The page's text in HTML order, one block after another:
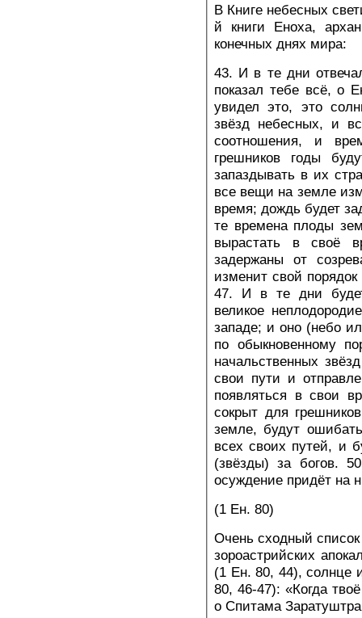
В Книге небесных
й книги Еноха,
конечных днях мира:
43. И в те дни
показал тебе всё, о
увидел это, это
звёзд небесных, и
соотношения, и
грешников годы
запаздывать в их
все вещи на земле
время; дождь будет
те времена плоды
вырастать в своё
задержаны от
изменит свой
47. И в те дни
великое
западе; и оно (небо
по обыкновенному
начальственных
свои пути и
появляться в свои
сокрыт для
земле, будут
всех своих путей, и
(звёзды) за богов.
осуждение придёт на
(1 Ен. 80)
Очень сходный
зороастрийских
(1 Ен. 80, 44), солнце
80, 46-47): «Когда
о Спитама